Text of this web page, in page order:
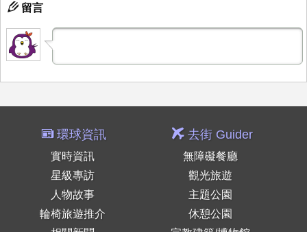
留言
環球資訊
實時資訊
星級專訪
人物故事
輪椅旅遊推介
去街 Guider
無障礙餐廳
觀光旅遊
主題公園
休憩公園